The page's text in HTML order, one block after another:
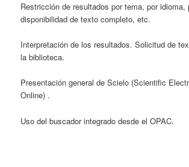
Restricción de resultados por tema, por idioma,
disponibilidad de texto completo, etc.
Interpretación de los resultados. Solicitud de
la biblioteca.
Presentación general de Scielo (Scientific
Online) .
Uso del buscador integrado desde el OPAC.